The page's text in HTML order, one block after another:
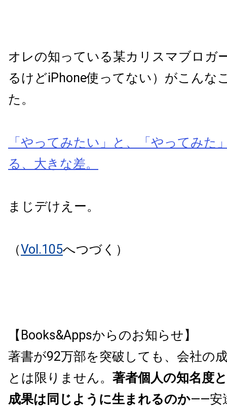
オレの知っている某カリスマブロガ
るけどiPhone使ってない）がこんな
た。
「やってみたい」と、「やってみた
る、大きな差。
まじデけえー。
（Vol.105へつづく）
【Books&Appsからのお知らせ】
著書が92万部を突破しても、会社の
とは限りません。 著者個人の知名度
成果は同じように生まれるのか——安